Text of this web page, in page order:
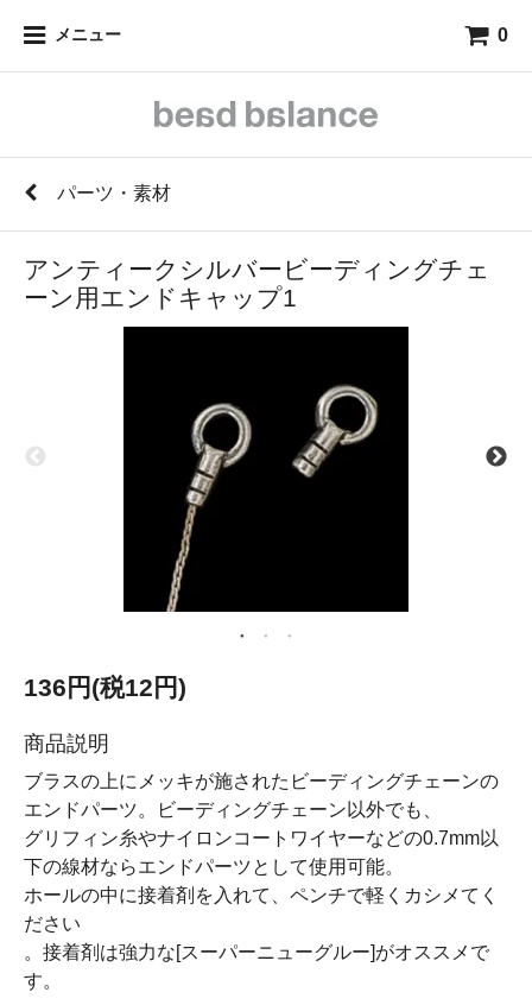
メニュー 0
パーツ・素材
アンティークシルバービーディングチェ
ーン用エンドキャップ1
136円(税12円)
商品説明
ブラスの上にメッキが施されたビーディングチェーンの
エンドパーツ。ビーディングチェーン以外でも、
グリフィン糸やナイロンコートワイヤーなどの0.7mm以
下の線材ならエンドパーツとして使用可能。
ホールの中に接着剤を入れて、ペンチで軽くカシメてく
ださい
。接着剤は強力な[スーパーニューグルー]がオススメで
す。